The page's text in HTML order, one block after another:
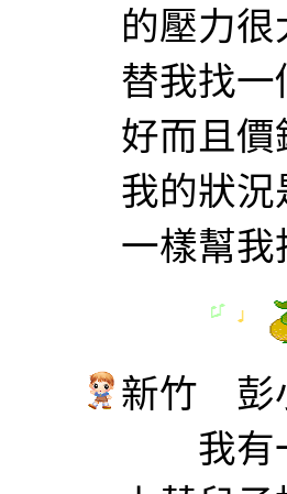
的壓力
替我找一
好而且價
我的狀況
一樣幫我
新竹 彭
我有一